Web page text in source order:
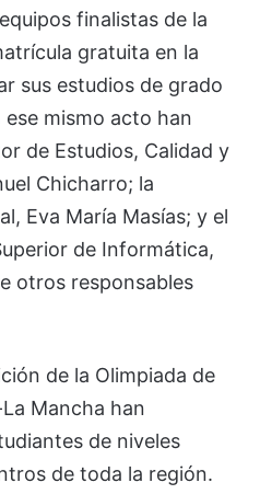
finalistas de la
gratuita en la
sus estudios de grado
mismo acto han
de Estudios, Calidad y
Chicharro; la
Eva María Masías; y el
de Informática,
otros responsables
de la Olimpiada de
Mancha han
de niveles
de toda la región.